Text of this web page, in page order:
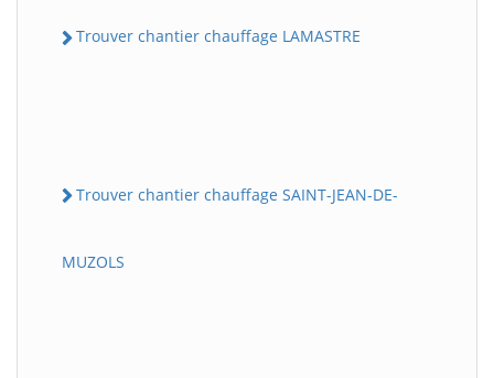
Trouver chantier chauffage LAMASTRE
Trouver chantier chauffage SAINT-JEAN-DE-
MUZOLS